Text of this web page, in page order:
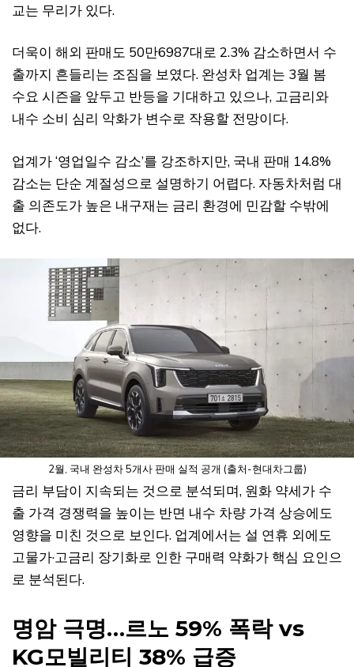
교는 무리가 있다.
더욱이 해외 판매도 50만6987대로 2.3% 감소하면서 수
출까지 흔들리는 조짐을 보였다. 완성차 업계는 3월 봄
수요 시즌을 앞두고 반등을 기대하고 있으나, 고금리와
내수 소비 심리 악화가 변수로 작용할 전망이다.
업계가 ‘영업일수 감소’를 강조하지만, 국내 판매 14.8%
감소는 단순 계절성으로 설명하기 어렵다. 자동차처럼 대
출 의존도가 높은 내구재는 금리 환경에 민감할 수밖에
없다.
2월, 국내 완성차 5개사 판매 실적 공개 (출처-현대차그룹)
금리 부담이 지속되는 것으로 분석되며, 원화 약세가 수
출 가격 경쟁력을 높이는 반면 내수 차량 가격 상승에도
영향을 미친 것으로 보인다. 업계에서는 설 연휴 외에도
고물가·고금리 장기화로 인한 구매력 약화가 핵심 요인으
로 분석된다.
명암 극명…르노 59% 폭락 vs
KG모빌리티 38% 급증